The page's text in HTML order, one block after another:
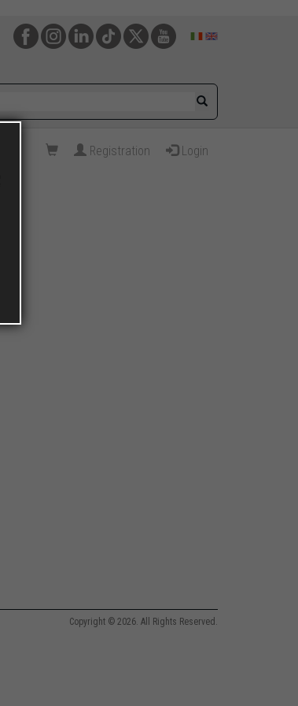
Registration Login
Copyright © 2026. All Rights Reserved.